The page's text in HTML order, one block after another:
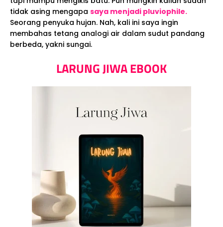
tidak asing mengapa saya menjadi pluviophile.
Seorang penyuka hujan. Nah, kali ini saya ingin
membahas tetang analogi air dalam sudut pandang
berbeda, yakni sungai.
LARUNG JIWA EBOOK